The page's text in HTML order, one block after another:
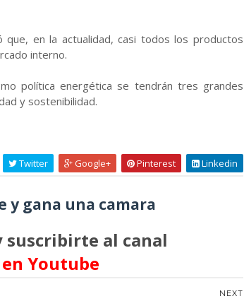
que, en la actualidad, casi todos los productos
interno.
política energética se tendrán tres grandes
y sostenibilidad.
Twitter Google+ Pinterest Linkedin
y gana una camara
suscribirte al canal
Youtube
NEXT